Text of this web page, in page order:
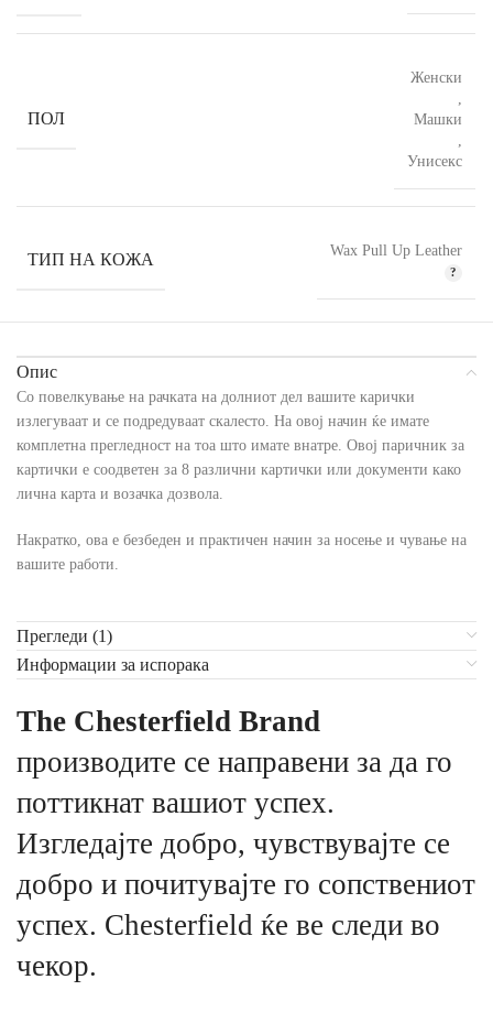
ПОЛ
Женски
Машки
Унисекс
ТИП НА КОЖА Wax Pull Up Leather
Опис
Со повелкување на рачката на долниот дел вашите карички
излегуваат и се подредуваат скалесто. На овој начин ќе имате
комплетна прегледност на тоа што имате внатре. Овој паричник за
картички е соодветен за 8 различни картички или документи како
лична карта и возачка дозвола.
Накратко, ова е безбеден и практичен начин за носење и чување на
вашите работи.
Прегледи (1)
Информации за испорака
The Chesterfield Brand
производите се направени за да го
поттикнат вашиот успех.
Изгледајте добро, чувствувајте се
добро и почитувајте го сопствениот
успех. Chesterfield ќе ве следи во
чекор.